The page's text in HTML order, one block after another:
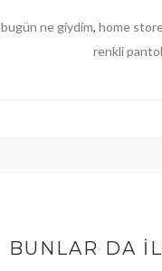
bugün ne giydim, home
renkli
BUNLAR DA